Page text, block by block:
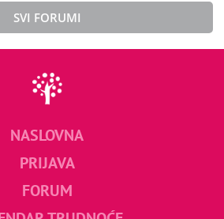
SVI FORUMI
NASLOVNA
PRIJAVA
FORUM